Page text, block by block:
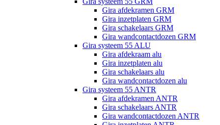
Gira afdekramen GRM
Gira inzetplaten GRM
Gira schakelaars GRM
Gira wandcontactdozen GRM
Gira systeem 55 ALU
Gira afdekraam alu
Gira inzetplaten alu
Gira schakelaars alu
Gira wandcontactdozen alu
Gira systeem 55 ANTR
Gira afdekramen ANTR
Gira schakelaars ANTR
Gira wandcontactdozen ANTR